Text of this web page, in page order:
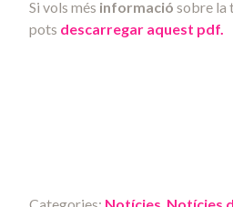
Si vols més informació sobre la
pots descarregar aquest pdf.